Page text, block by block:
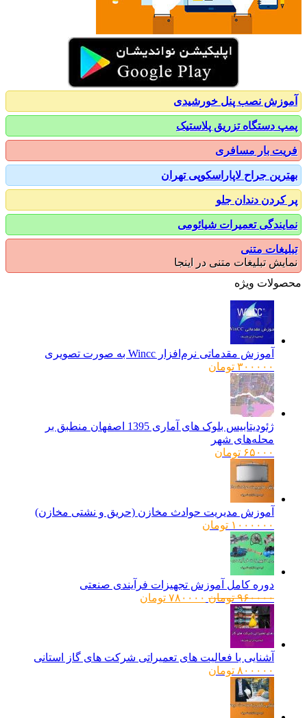
نصب پنل خورشیدی
دستگاه تزریق پلاستیک
بار مسافری
جراح لاپاراسکوپی تهران
دندان جلو
تعمیرات شیائومی
متنی
تبلیغات متنی در اینجا
ویژه
آموزش مقدماتی نرم‌افزار Wincc به صورت تصویری
۳۰۰۰۰۰ تومان
ژئودیتابیس بلوک های آماری 1395 اصفهان منطبق بر
محله‌های شهر
۶۵۰۰۰ تومان
آموزش مدیریت حوادث مخازن (حریق و نشتی مخازن)
۱۰۰۰۰۰۰ تومان
دوره کامل آموزش تجهیزات فرآیندی صنعتی
۹۶۰۰۰۰ تومانقیمت
۷۸۰۰۰۰ تومانقیمت
آشنایی با فعالیت های تعمیراتی شرکت های گاز استانی
۸۰۰۰۰۰ تومان